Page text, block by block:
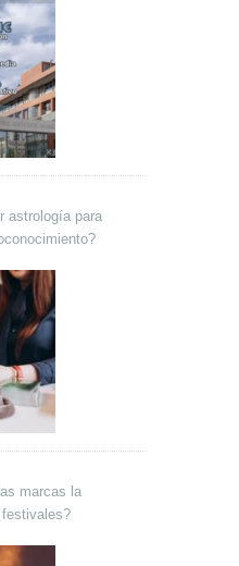
astrología para
marcas la